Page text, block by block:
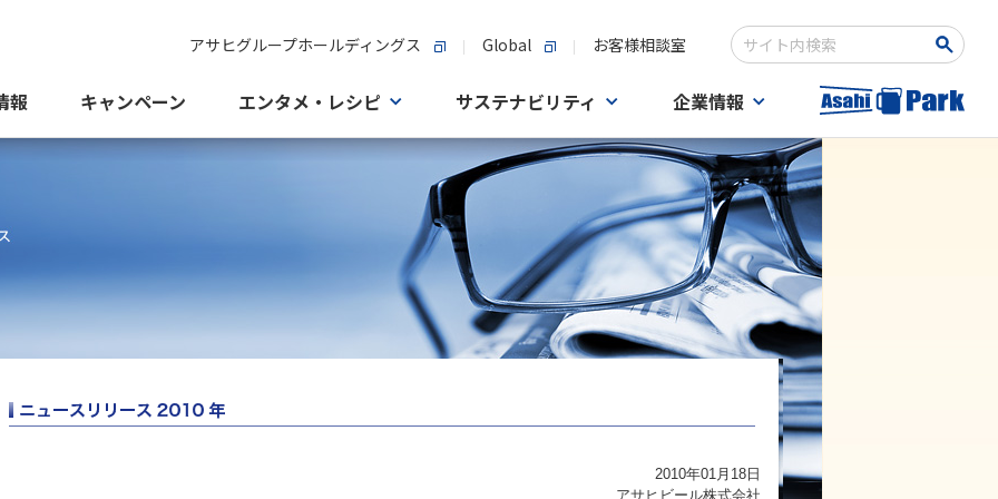
アサヒグループホールディングス Global お客様相談室 検索キーワード入力
報 キャンペーン エンタメ・レシピ サステナビリティ 企業情報
2010年01月18日
アサヒビール株式会社